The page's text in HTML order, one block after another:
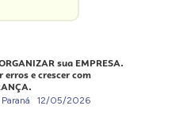
sua EMPRESA.
erros e crescer com
12/05/2026